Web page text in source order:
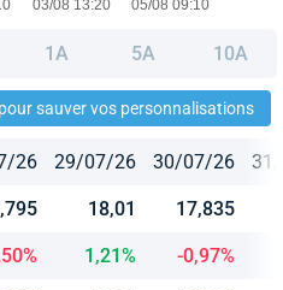
1A 5A 10A
sauver vos personnalisations
26 29/07/26 30/07/26
18,01 17,835
1,21% -0,97%